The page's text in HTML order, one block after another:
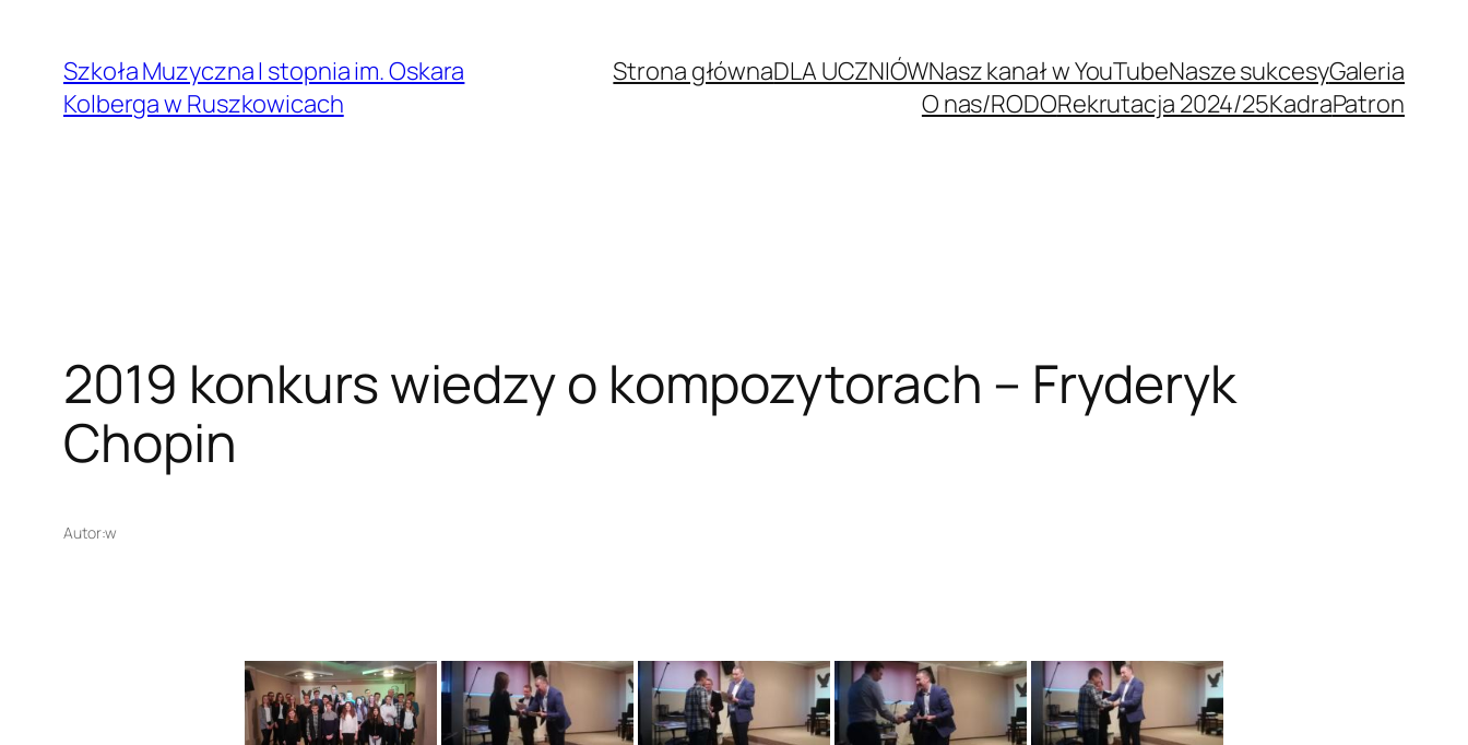
treści
Szkoła Muzyczna I stopnia im. Oskara
Kolberga w Ruszkowicach
Strona głównaDLA UCZNIÓWNasz kanał w YouTubeNasze sukcesyGaleria
O nas/RODORekrutacja 2024/25KadraPatron
2019 konkurs wiedzy o kompozytorach – Fryderyk
Chopin
Autor:w